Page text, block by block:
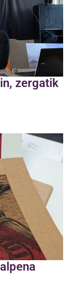
zergatik